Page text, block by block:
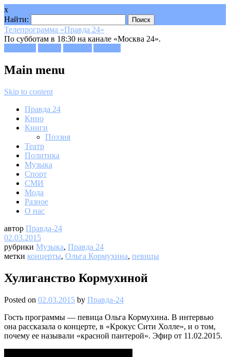
x
Найти:
Телепрограмма «Правда 24»
По субботам в 18:30 на канале «Москва 24».
Main menu
Skip to content
Правда 24
Кино
Книги
Поэзия
Театр
Политика
Музыка
Спорт
СМИ
Мода
Разное
О нас
автор Правда-24
02.03.2015
рубрики Музыка, Правда 24
метки концерты, Ольга Кормухина, певицы
Хулиганство Кормухиной
Posted on 02.03.2015 by Правда-24
Гость программы — певица Ольга Кормухина. В интервью
она рассказала о концерте, в «Крокус Сити Холле», и о том,
почему ее называли «красной пантерой». Эфир от 11.02.2015.